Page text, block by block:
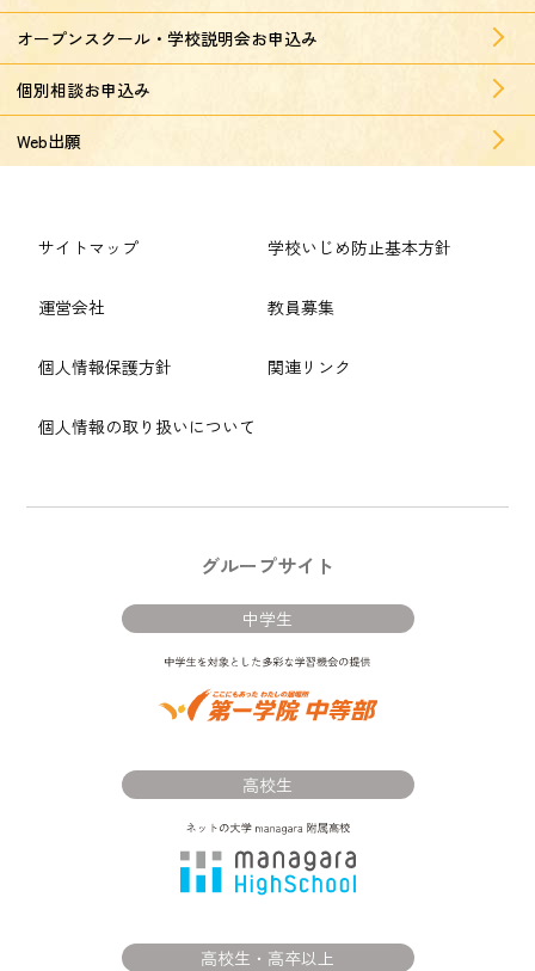
オープンスクール・学校説明会お申込み
個別相談お申込み
Web出願
サイトマップ
運営会社
個人情報保護方針
個人情報の取り扱いについて
学校いじめ防止基本方針
教員募集
関連リンク
グループサイト
中学生
高校生
高校生・高卒以上